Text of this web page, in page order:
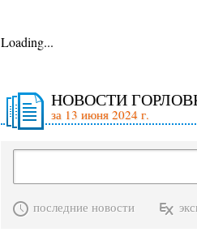
Loading...
НОВОСТИ
за 13 июня 2024 г.
последние новости